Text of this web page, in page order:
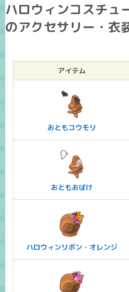
ハロウィンコスチュ
のアクセサリー・衣
アイテム
おともコウモリ
おともおばけ
ハロウィンリボン・オレンジ